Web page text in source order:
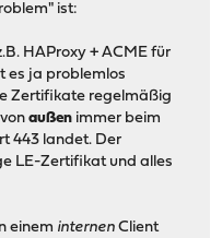
ist:
HAProxy + ACME für
es ja problemlos
Zertifikate regelmäßig
außen immer beim
443 landet. Der
LE-Zertifikat und alles
einem internen Client